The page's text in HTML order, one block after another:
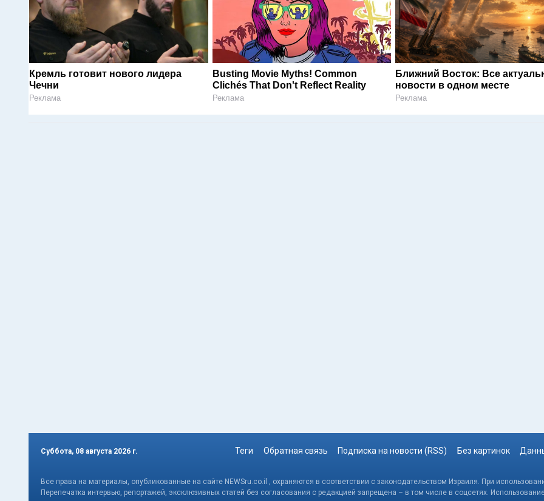
Кремль готовит нового лидера
Чечни
Реклама
Busting Movie Myths! Common
Clichés That Don't Reflect Reality
Реклама
Ближний Восток: Все
новости в одном месте
Реклама
Суббота, 08 августа 2026 г. Теги Обратная связь Подписка на новости (RSS) Без картинок
Все права на материалы, опубликованные на сайте NEWSru.co.il , охраняются в соответствии с законодательством Израиля. При
Перепечатка интервью, репортажей, эксклюзивных статей без согласования с редакцией запрещена – в том числе в соцсетях.